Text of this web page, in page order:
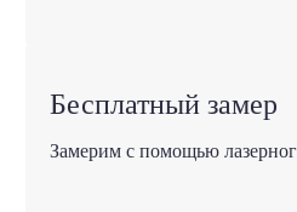
Бесплатный замер
Замерим с помощью